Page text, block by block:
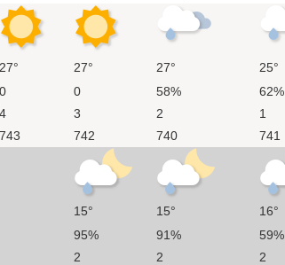
27° 27° 27° 25°
0 0 58% 62%
4 3 2 1
743 742 740 741
15° 15° 16°
95% 91% 59%
2 2 2